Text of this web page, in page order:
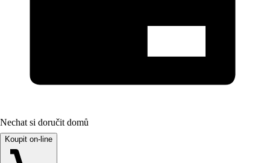
Nechat si doručit domů
Koupit on-line